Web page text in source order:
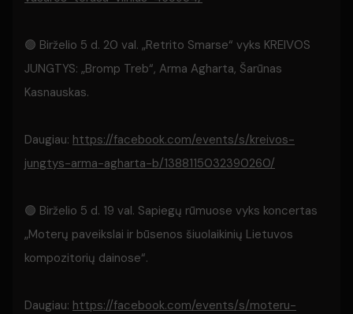
🟢 Birželio 5 d. 20 val. „Retrito Smarse“ vyks KREIVOS
JUNGTYS: „Bromp Treb“, Arma Agharta, Šarūnas
Kasnauskas.
Daugiau: https://facebook.com/events/s/kreivos-
jungtys-arma-agharta-b/1388115032390260/
🟢 Birželio 5 d. 19 val. Sapiegų rūmuose vyks koncertas
„Moterų paveikslai ir būsenos šiuolaikinių Lietuvos
kompozitorių dainose“.
Daugiau: https://facebook.com/events/s/moteru-